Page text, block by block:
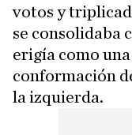
votos y
se consolidaba
erigía como
conformación
la izquierda.